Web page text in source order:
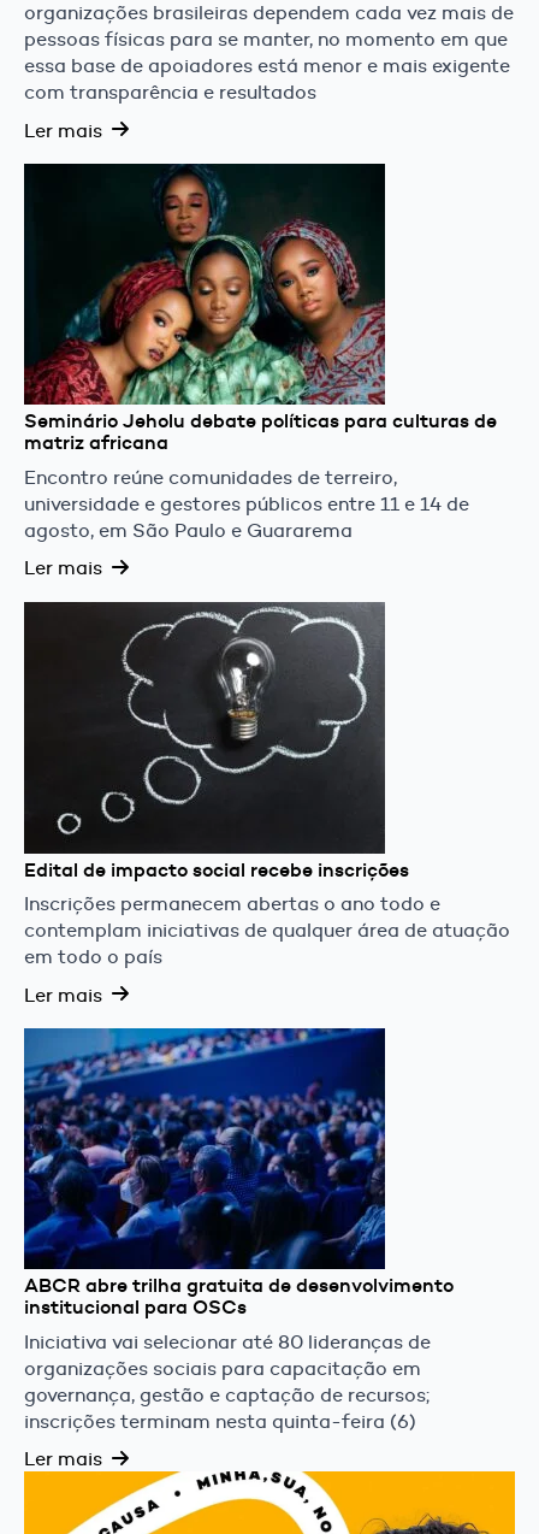
organizações brasileiras dependem cada vez mais de
pessoas físicas para se manter, no momento em que
essa base de apoiadores está menor e mais exigente
com transparência e resultados
Ler mais
Seminário Jeholu debate políticas para culturas de
matriz africana
Encontro reúne comunidades de terreiro,
universidade e gestores públicos entre 11 e 14 de
agosto, em São Paulo e Guararema
Ler mais
Edital de impacto social recebe inscrições
Inscrições permanecem abertas o ano todo e
contemplam iniciativas de qualquer área de atuação
em todo o país
Ler mais
ABCR abre trilha gratuita de desenvolvimento
institucional para OSCs
Iniciativa vai selecionar até 80 lideranças de
organizações sociais para capacitação em
governança, gestão e captação de recursos;
inscrições terminam nesta quinta-feira (6)
Ler mais